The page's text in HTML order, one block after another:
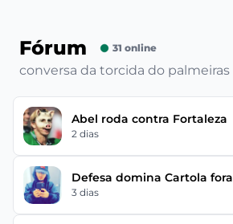
Fórum 31 online
conversa da torcida do palmeiras
Abel roda contra Fortaleza
2 dias
Defesa domina Cartola fora
3 dias